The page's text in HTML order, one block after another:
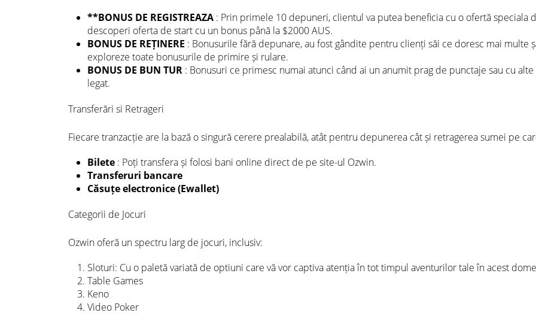
**BONUS DE REGISTREAZA : Prin primele 10 depuneri, clientul va putea beneficia cu o ofertă speciala
descoperi oferta de start cu un bonus până la $2000 AUS.
BONUS DE REȚINERE : Bonusurile fără depunare, au fost gândite pentru clienți săi ce doresc mai multe
exploreze toate bonusurile de primire și rulare.
BONUS DE BUN TUR : Bonusuri ce primesc numai atunci când ai un anumit prag de punctaje sau cu
legat.
Transferări si Retrageri
Fiecare tranzacție are la bază o singură cerere prealabilă, atât pentru depunerea cât și retragerea sumei pe
Bilete : Poți transfera și folosi bani online direct de pe site-ul Ozwin.
Transferuri bancare
Căsuțe electronice (Ewallet)
Categorii de Jocuri
Ozwin oferă un spectru larg de jocuri, inclusiv:
Sloturi: Cu o paletă variată de optiuni care vă vor captiva atenția în tot timpul aventurilor tale în acest
Table Games
Keno
Video Poker